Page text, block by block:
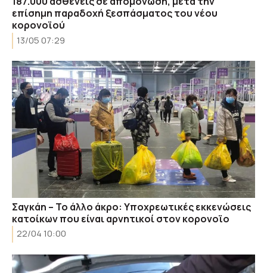
επίσημη παραδοχή ξεσπάσματος του νέου
κορονοϊού
13/05 07:29
Σαγκάη – Το άλλο άκρο: Υποχρεωτικές εκκενώσεις
κατοίκων που είναι αρνητικοί στον κορονοϊο
22/04 10:00